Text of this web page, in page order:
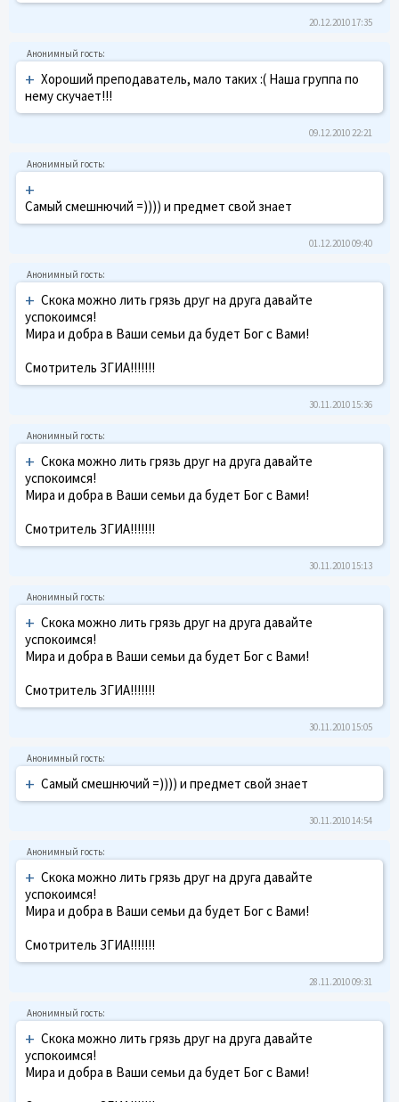
20.12.2010 17:35
+ Хороший преподаватель, мало таких :( Наша группа по
нему скучает!!!
09.12.2010 22:21
+
Самый смешнючий =)))) и предмет свой знает
01.12.2010 09:40
+ Скока можно лить грязь друг на друга давайте
успокоимся!
Мира и добра в Ваши семьи да будет Бог с Вами!
Смотритель ЗГИА!!!!!!!
30.11.2010 15:36
+ Скока можно лить грязь друг на друга давайте
успокоимся!
Мира и добра в Ваши семьи да будет Бог с Вами!
Смотритель ЗГИА!!!!!!!
30.11.2010 15:13
+ Скока можно лить грязь друг на друга давайте
успокоимся!
Мира и добра в Ваши семьи да будет Бог с Вами!
Смотритель ЗГИА!!!!!!!
30.11.2010 15:05
+ Самый смешнючий =)))) и предмет свой знает
30.11.2010 14:54
+ Скока можно лить грязь друг на друга давайте
успокоимся!
Мира и добра в Ваши семьи да будет Бог с Вами!
Смотритель ЗГИА!!!!!!!
28.11.2010 09:31
+ Скока можно лить грязь друг на друга давайте
успокоимся!
Мира и добра в Ваши семьи да будет Бог с Вами!